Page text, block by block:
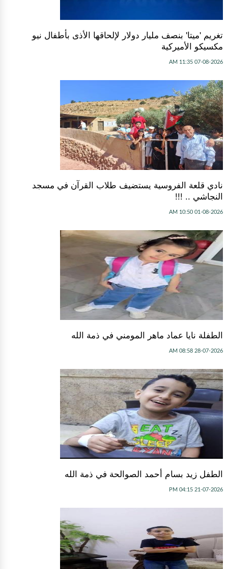
تغريم 'ميتا' بنصف مليار دولار لإلحاقها الأذى بأطفال نيو
مكسيكو الأميركية
07-08-2026 11:35 AM
نادي قلعة الفروسية يستضيف طلاب القرآن في مسجد
النجاشي .. !!!
01-08-2026 10:50 AM
الطفلة نايا عماد ماهر المومني في ذمة الله
28-07-2026 08:58 AM
الطفل زيد بسام أحمد الصوالحة في ذمة الله
21-07-2026 04:15 PM